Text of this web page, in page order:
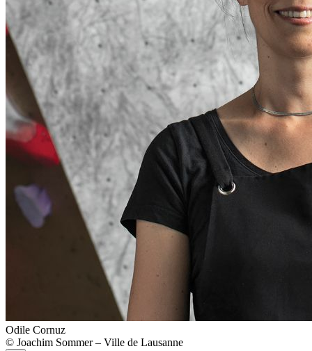
Odile Cornuz
© Joachim Sommer – Ville de Lausanne